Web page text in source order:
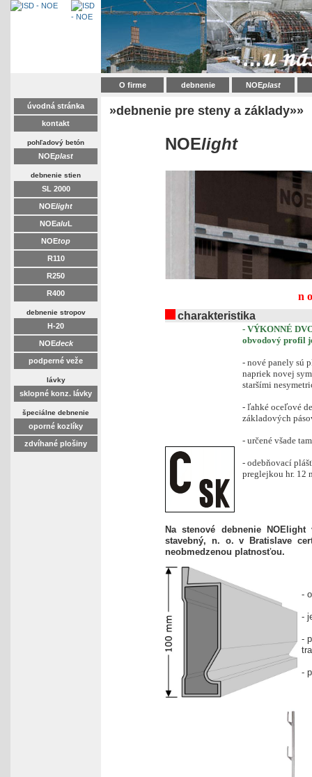
O firme debnenie NOEplast
úvodná stránka
kontakt
pohľadový betón
NOEplast
debnenie stien
SL 2000
NOElight
NOEaluL
NOEtop
R110
R250
R400
debnenie stropov
H-20
NOEdeck
podperné veže
lávky
sklopné konz. lávky
špeciálne debnenie
oporné kozlíky
zdvíhané plošiny
»debnenie pre steny a základy»»
NOElight
n
charakteristika
- VÝKONNÉ
obvodový profil
- nové panely sú
napriek novej
staršími
- ľahké oceľové
základových
- určené všade
- odebňovací
preglejkou hr. 12
Na stenové debnenie
stavebný, n. o. v Bratislave
neobmedzenou platnosťou.
-
-
-
-